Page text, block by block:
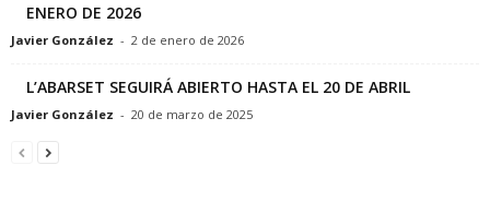
ENERO DE 2026
Javier González - 2 de enero de 2026
L’ABARSET SEGUIRÁ ABIERTO HASTA EL 20 DE ABRIL
Javier González - 20 de marzo de 2025